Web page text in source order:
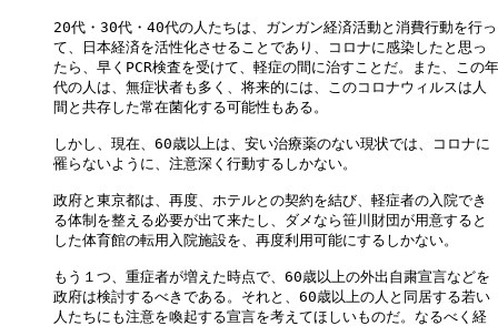
20代・30代・40代の人たちは、ガンガン経済活動と消費行動を行っ
て、日本経済を活性化させることであり、コロナに感染したと思っ
たら、早くPCR検査を受けて、軽症の間に治すことだ。また、この年
代の人は、無症状者も多く、将来的には、このコロナウィルスは人
間と共存した常在菌化する可能性もある。
しかし、現在、60歳以上は、安い治療薬のない現状では、コロナに
罹らないように、注意深く行動するしかない。
政府と東京都は、再度、ホテルとの契約を結び、軽症者の入院でき
る体制を整える必要が出て来たし、ダメなら笹川財団が用意すると
した体育館の転用入院施設を、再度利用可能にするしかない。
もう１つ、重症者が増えた時点で、60歳以上の外出自粛宣言などを
政府は検討するべきである。それと、60歳以上の人と同居する若い
人たちにも注意を喚起する宣言を考えてほしいものだ。なるべく経